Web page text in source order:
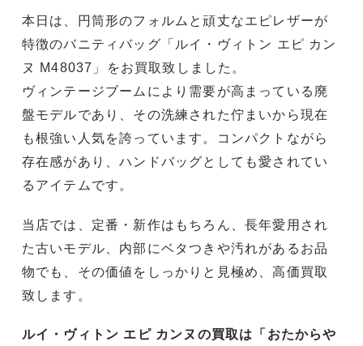
本日は、円筒形のフォルムと頑丈なエピレザーが
特徴のバニティバッグ「ルイ・ヴィトン エピ カン
ヌ M48037」をお買取致しました。
ヴィンテージブームにより需要が高まっている廃
盤モデルであり、その洗練された佇まいから現在
も根強い人気を誇っています。コンパクトながら
存在感があり、ハンドバッグとしても愛されてい
るアイテムです。
当店では、定番・新作はもちろん、長年愛用され
た古いモデル、内部にベタつきや汚れがあるお品
物でも、その価値をしっかりと見極め、高価買取
致します。
ルイ・ヴィトン エピ カンヌの買取は「おたからや